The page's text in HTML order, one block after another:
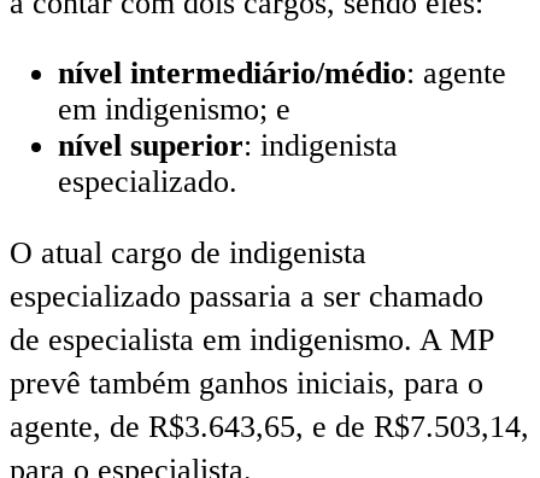
nível intermediário/médio: agente
em indigenismo; e
nível superior: indigenista
especializado.
O atual cargo de indigenista
especializado passaria a ser chamado
de especialista em indigenismo. A MP
prevê também ganhos iniciais, para o
agente, de R$3.643,65, e de R$7.503,14,
para o especialista.